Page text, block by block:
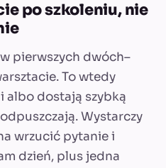
po szkoleniu, nie
pierwszych dwóch–
To wtedy
albo dostają szybką
Wystarczy
wrzucić pytanie i
dzień, plus jedna